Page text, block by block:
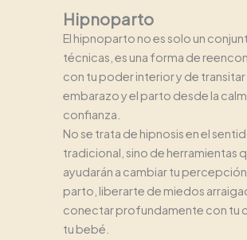
Hipnoparto
El hipnoparto no es solo un
técnicas, es una forma de
con tu poder interior y de transitar
embarazo y el parto desde la
confianza.
No se trata de hipnosis en el
tradicional, sino de herramientas
ayudarán a cambiar tu
parto, liberarte de miedos
conectar profundamente con tu
tu bebé.